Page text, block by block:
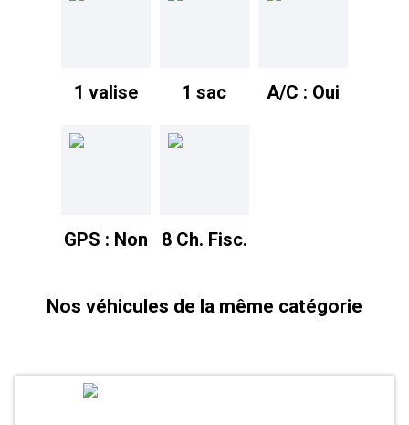
1 valise 1 sac A/C : Oui
GPS : Non 8 Ch. Fisc.
Nos véhicules de la même catégorie